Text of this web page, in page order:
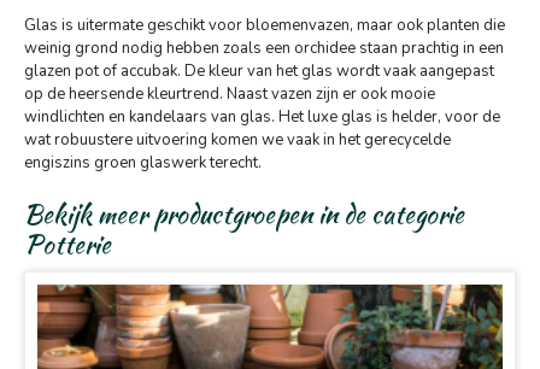
Glas is uitermate geschikt voor bloemenvazen, maar ook planten die
weinig grond nodig hebben zoals een orchidee staan prachtig in een
glazen pot of accubak. De kleur van het glas wordt vaak aangepast
op de heersende kleurtrend. Naast vazen zijn er ook mooie
windlichten en kandelaars van glas. Het luxe glas is helder, voor de
wat robuustere uitvoering komen we vaak in het gerecycelde
engiszins groen glaswerk terecht.
Bekijk meer productgroepen in de categorie
Potterie